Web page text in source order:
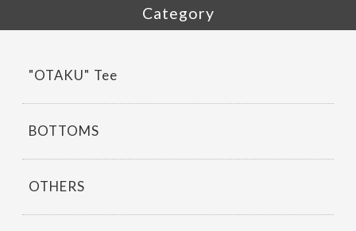
o
k
Category
"OTAKU" Tee
BOTTOMS
OTHERS